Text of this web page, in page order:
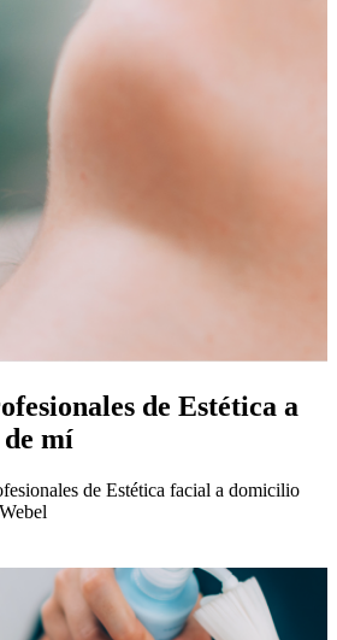
de Estética a
mí
de Estética facial a domicilio